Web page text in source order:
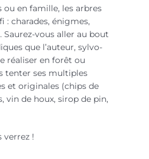
ou en famille, les arbres
: charades, énigmes,
vous aller au bout
que l’auteur, sylvo-
réaliser en forêt ou
tenter ses multiples
et originales (chips de
vin de houx, sirop de pin,
verrez !